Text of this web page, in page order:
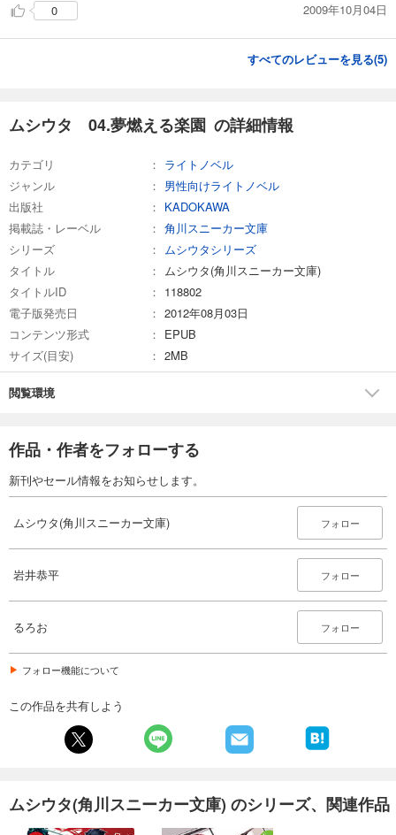
0 2009年10月04日
すべてのレビューを見る(5)
ムシウタ 04.夢燃える楽園 の詳細情報
カテゴリ
ライトノベル
ジャンル
男性向けライトノベル
出版社
KADOKAWA
掲載誌・レーベル
角川スニーカー文庫
シリーズ
ムシウタシリーズ
タイトル
ムシウタ(角川スニーカー文庫)
タイトルID
118802
電子版発売日
2012年08月03日
コンテンツ形式
EPUB
サイズ(目安)
2MB
閲覧環境
作品・作者をフォローする
新刊やセール情報をお知らせします。
ムシウタ(角川スニーカー文庫) フォロー
岩井恭平 フォロー
るろお フォロー
フォロー機能について
この作品を共有しよう
ムシウタ(角川スニーカー文庫) のシリーズ、関連作品